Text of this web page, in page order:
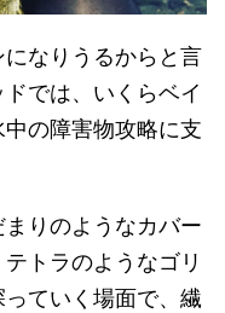
なりうるからと言
では、いくらベイ
の障害物攻略に支
りのようなカバー
トラのようなゴリ
ていく場面で、繊